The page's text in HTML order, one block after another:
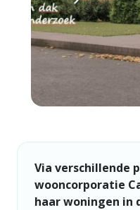
Via verschillende
wooncorporatie
haar woningen in